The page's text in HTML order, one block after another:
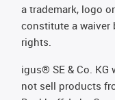
a trademark, logo
constitute a waiver
rights.
igus® SE & Co.
not sell products